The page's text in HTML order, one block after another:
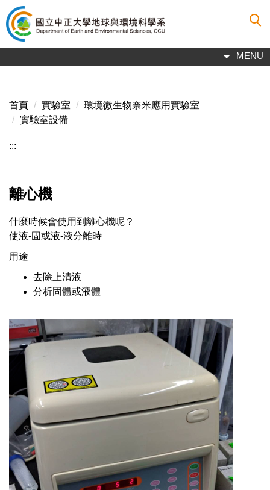
跳
到
主
內
MENU
首頁 實驗室
環境微生物奈米應用實驗室
實驗室設備
:::
離心機
什麼時候會使用到離心機呢？
使液-固或液-液分離時
用途
去除上清液
分析固體或液體